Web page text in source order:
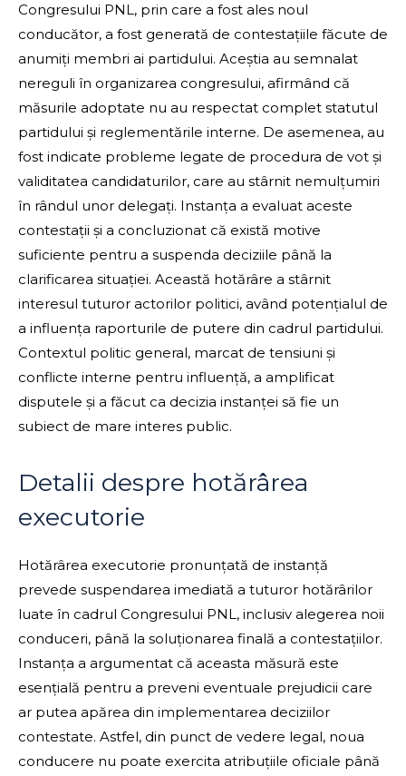
Congresului PNL, prin care a fost ales noul
conducător, a fost generată de contestațiile făcute de
anumiți membri ai partidului. Aceștia au semnalat
nereguli în organizarea congresului, afirmând că
măsurile adoptate nu au respectat complet statutul
partidului și reglementările interne. De asemenea, au
fost indicate probleme legate de procedura de vot și
validitatea candidaturilor, care au stârnit nemulțumiri
în rândul unor delegați. Instanța a evaluat aceste
contestații și a concluzionat că există motive
suficiente pentru a suspenda deciziile până la
clarificarea situației. Această hotărâre a stârnit
interesul tuturor actorilor politici, având potențialul de
a influența raporturile de putere din cadrul partidului.
Contextul politic general, marcat de tensiuni și
conflicte interne pentru influență, a amplificat
disputele și a făcut ca decizia instanței să fie un
subiect de mare interes public.
Detalii despre hotărârea
executorie
Hotărârea executorie pronunțată de instanță
prevede suspendarea imediată a tuturor hotărârilor
luate în cadrul Congresului PNL, inclusiv alegerea noii
conduceri, până la soluționarea finală a contestațiilor.
Instanța a argumentat că aceasta măsură este
esențială pentru a preveni eventuale prejudicii care
ar putea apărea din implementarea deciziilor
contestate. Astfel, din punct de vedere legal, noua
conducere nu poate exercita atribuțiile oficiale până